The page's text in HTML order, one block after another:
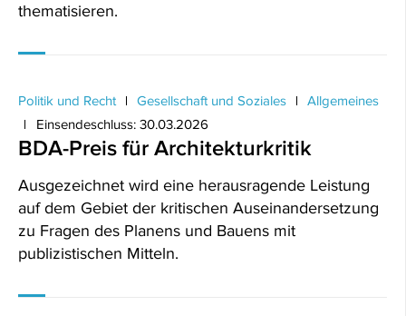
thematisieren.
Politik und Recht Gesellschaft und Soziales
Allgemeines
Einsendeschluss: 30.03.2026
BDA-Preis für Architekturkritik
Ausgezeichnet wird eine herausragende Leistung
auf dem Gebiet der kritischen Auseinandersetzung
zu Fragen des Planens und Bauens mit
publizistischen Mitteln.